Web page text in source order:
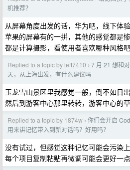
机推荐？
从屏幕角度出发的话，华为吧，线下体
苹果的屏幕有的一拼，其他的感觉都是
都是计算摄影，看使用者喜欢哪种风格吧
Replied to a topic by left7410 › 7 月 21 想和
天，从上海出发，有什么建议吗
玉龙雪山景区里我感觉一般，倒不如日
然后到游客中心那里转转，游客中心的
Replied to a topic by 1874w › 你们会开启
用来讲记忆带入到新对话吗？好用吗？
没有试过，但感觉这种记忆可能会污染
每个项目复制粘贴再微调可能会更好一点